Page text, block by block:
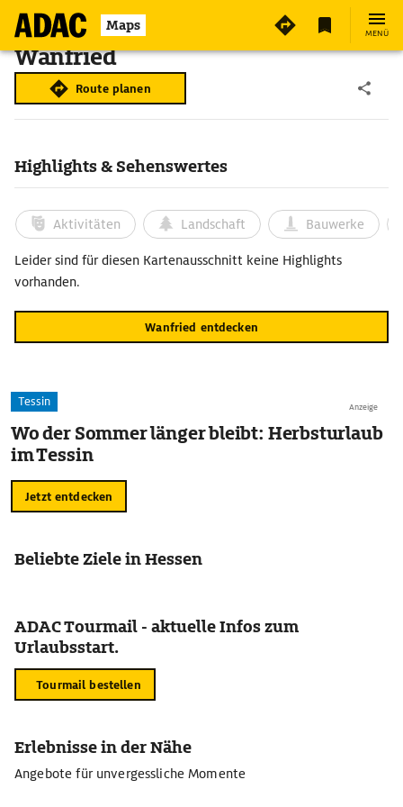
Maps MENÜ
Wanfried
Route planen
Highlights & Sehenswertes
Aktivitäten Landschaft Bauwerke
Leider sind für diesen Kartenausschnitt keine Highlights
vorhanden.
Wanfried entdecken
Anzeige
Tessin
Wo der Sommer länger bleibt: Herbsturlaub
im Tessin
Jetzt entdecken
Beliebte Ziele in Hessen
ADAC Tourmail - aktuelle Infos zum
Urlaubsstart.
Tourmail bestellen
Erlebnisse in der Nähe
Angebote für unvergessliche Momente